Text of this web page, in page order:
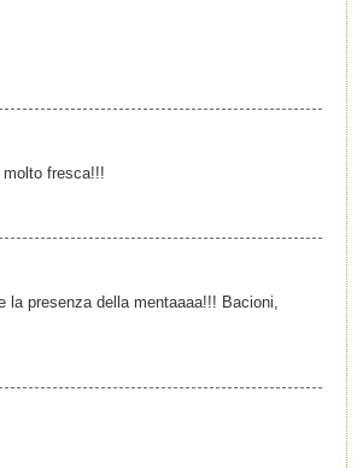
fresca!!!
presenza della mentaaaa!!! Bacioni,